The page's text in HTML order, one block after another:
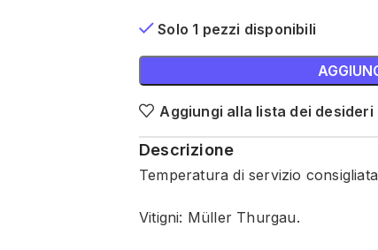
Solo 1 pezzi disponibili
Aggiungi alla lista dei desideri
Descrizione
Temperatura di servizio
Vitigni: Müller Thurgau.